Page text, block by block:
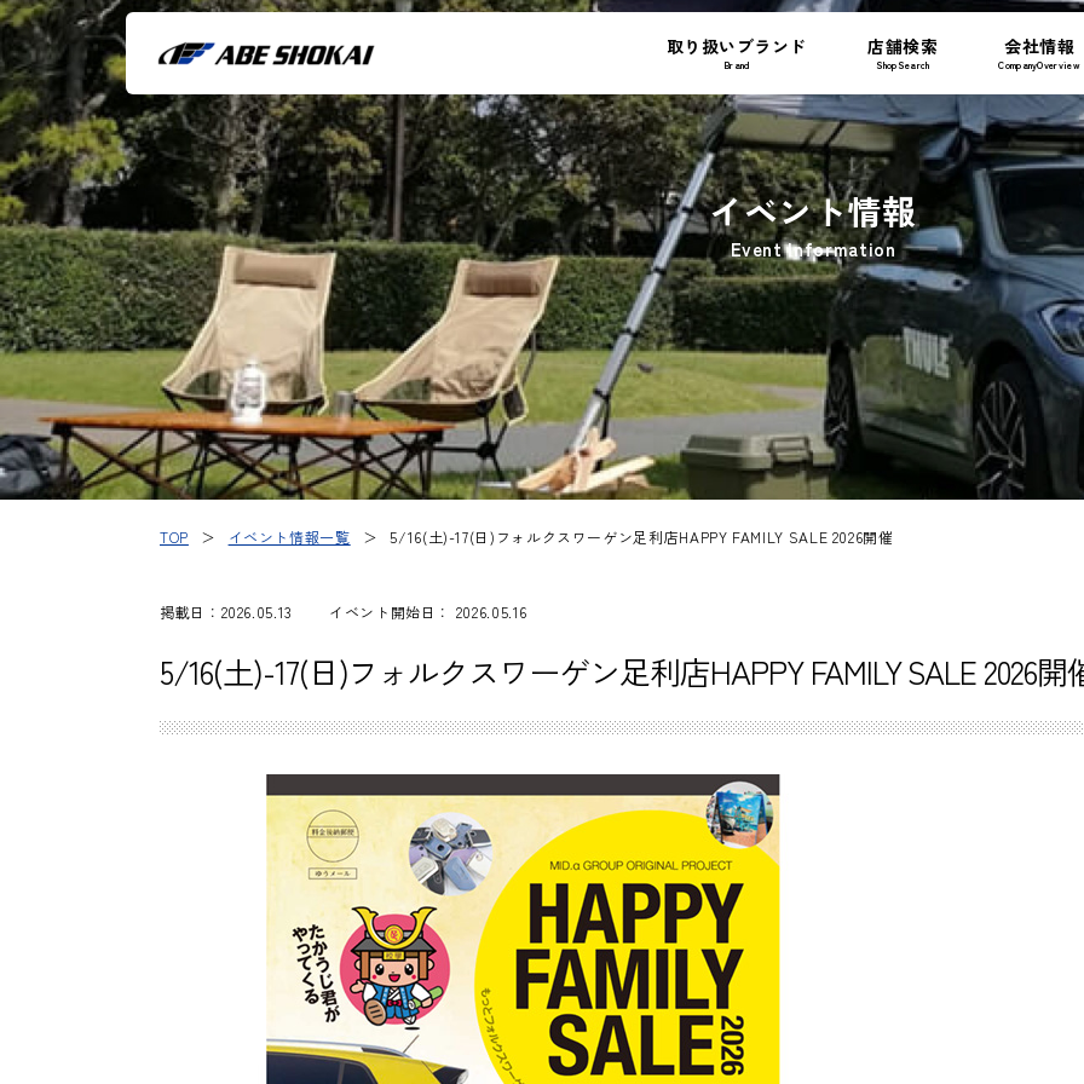
取り扱いブランド
Brand
店舗検索
ShopSearch
会社情報
CompanyOverview
イベント情報
Event Information
TOP ＞ イベント情報一覧 ＞ 5/16(土)-17(日)フォルクスワーゲン足利店HAPPY FAMILY SALE 2026開催
掲載日：2026.05.13 イベント開始日： 2026.05.16
5/16(土)-17(日)フォルクスワーゲン足利店HAPPY FAMILY SALE 2026開